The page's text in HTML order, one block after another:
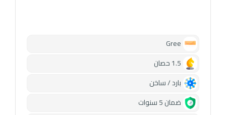
بارد / ساخن
ضمان 5 سنوات